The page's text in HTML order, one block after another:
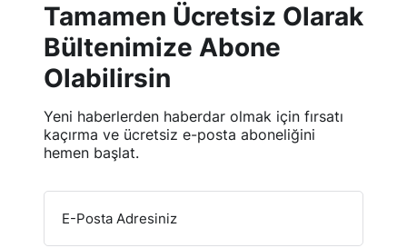
Tamamen Ücretsiz Olarak
Bültenimize Abone
Olabilirsin
Yeni haberlerden haberdar olmak için fırsatı
kaçırma ve ücretsiz e-posta aboneliğini
hemen başlat.
E-Posta Adresiniz